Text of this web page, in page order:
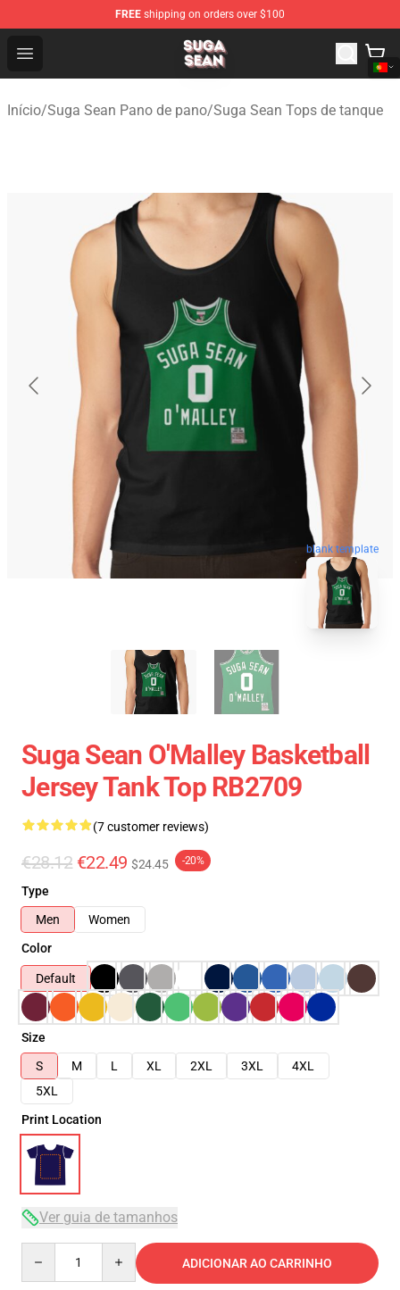
FREE shipping on orders over $100
Open menu
Suga Sean Shop - Official Suga Sean Merchandise Store
Início/Suga Sean Pano de pano/Suga Sean Tops de tanque
blank template
Suga Sean O'Malley Basketball
Jersey Tank Top RB2709
(7 customer reviews)
€28.12 €22.49 $24.45 -20%
Type
Men
Women
Color
Default
Size
S
M L XL 2XL 3XL
4XL
5XL
Print Location
Ver guia de tamanhos
ADICIONAR AO CARRINHO